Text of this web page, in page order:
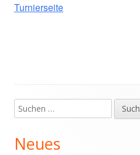
Turnierseite
Haupt-
Seitenleiste
Suchen
nach:
Neues